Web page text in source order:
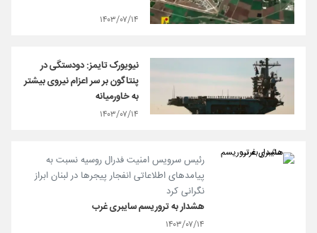
۱۴۰۳/۰۷/۱۴
نیویورک تایمز: دودستگی در
پنتاگون بر سر اعزام نیروی بیشتر
به خاورمیانه
۱۴۰۳/۰۷/۱۴
رئیس سرویس امنیت فدرال روسیه نسبت به
پیامدهای اطلاعاتی انفجار پیجرها در لبنان ابراز
نگرانی کرد
هشدار به تروریسم سایبری غرب
۱۴۰۳/۰۷/۱۴